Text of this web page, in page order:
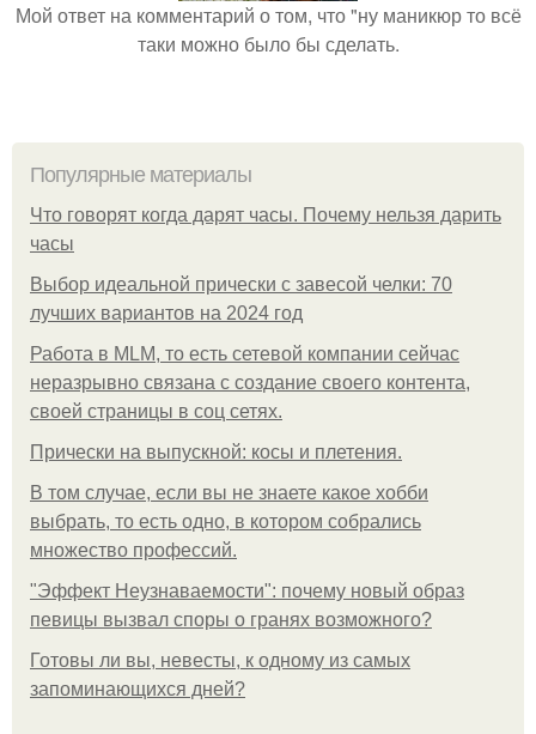
Мой ответ на комментарий о том, что "ну маникюр то всё
таки можно было бы сделать.
Популярные материалы
Что говорят когда дарят часы. Почему нельзя дарить
часы
Выбор идеальной прически с завесой челки: 70
лучших вариантов на 2024 год
Работа в MLM, то есть сетевой компании сейчас
неразрывно связана с создание своего контента,
своей страницы в соц сетях.
Прически на выпускной: косы и плетения.
В том случае, если вы не знаете какое хобби
выбрать, то есть одно, в котором собрались
множество профессий.
"Эффект Неузнаваемости": почему новый образ
певицы вызвал споры о гранях возможного?
Готовы ли вы, невесты, к одному из самых
запоминающихся дней?